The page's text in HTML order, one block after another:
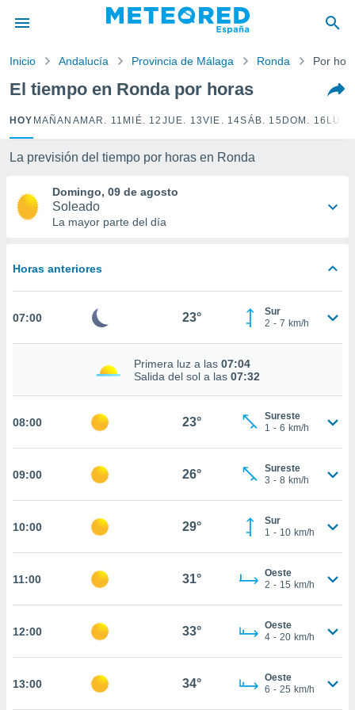
por
para
que se
calidad.
a este
y
digital
permite
coste.
a la
todas
nuestros
nos
análisis
perfil
y
en
CONFIGURACIÓN
Inicio Andalucía Provincia de Málaga Ronda Por
El tiempo en Ronda por horas
HOY MAÑANA MAR. 11 MIÉ. 12 JUE. 13VIE. 14SÁB. 15 DOM. 16
La previsión del tiempo por horas en Ronda
Domingo, 09 de agosto
Soleado
La mayor parte del día
Horas anteriores
07:00 23°
Sur
2 - 7 km/h
Primera luz a las 07:04
Salida del sol a las 07:32
08:00 23°
Sureste
1 - 6 km/h
09:00 26°
Sureste
3 - 8 km/h
10:00 29°
Sur
1 - 10 km/h
11:00 31°
Oeste
2 - 15 km/h
12:00 33°
Oeste
4 - 20 km/h
13:00 34°
Oeste
6 - 25 km/h